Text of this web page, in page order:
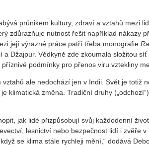
průnikem kultury, zdraví a vztahů mezi
zdůrazňuje nutnost řešit například nákazy
její výrazné práce patří třeba monografie
a Džajpur. Vědkyně zde zkoumala složitou
podmínky pro přenos viru vztekliny
ale nedochází jen v Indii. Svět je totiž
klimatická změna. Tradiční druhy
jak lidé přizpůsobují svůj každodenní
lesnictví nebo bezpečnost lidí i zvěře
se klima stále rychleji mění,“ dodává